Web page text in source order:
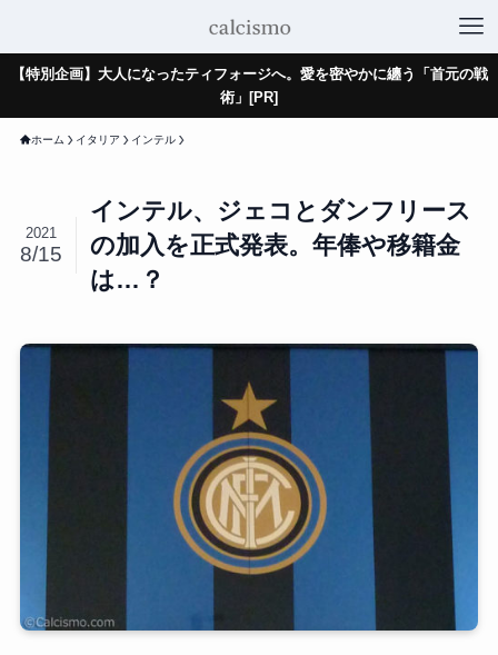
【特別企画】大人になったティフォージへ。愛を密やかに纏う「首元の戦
術」[PR]
ホーム イタリア インテル
インテル、ジェコとダンフリース
の加入を正式発表。年俸や移籍金
は…？
2021
8/15